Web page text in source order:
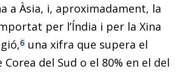
a Àsia, i, aproximadament, la
per l’Índia i per la Xina
6 una xifra que supera el
Corea del Sud o el 80% en el del